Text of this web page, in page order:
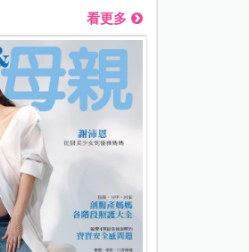
看更多